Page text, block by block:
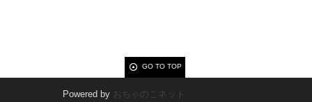
GO TO TOP
Powered by おちゃのこネット